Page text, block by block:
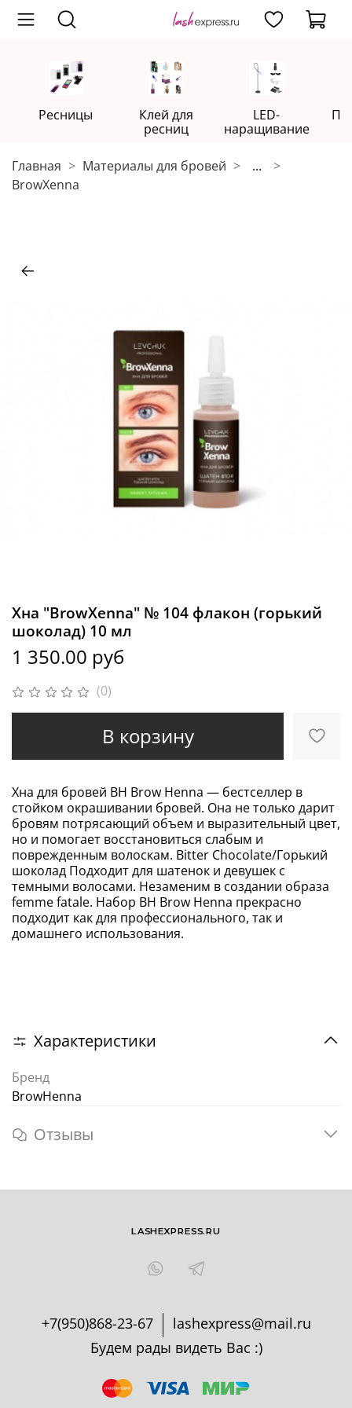
Ресницы
Клей для
ресниц
LED-
наращивание
Главная Материалы для бровей
...
BrowXenna
(0)
Хна "BrowXenna" № 104 флакон (горький
шоколад) 10 мл
1 350.00 руб
В корзину
Хна для бровей BH Brow Henna — бестселлер в
стойком окрашивании бровей. Она не только дарит
бровям потрясающий объем и выразительный цвет,
но и помогает восстановиться слабым и
поврежденным волоскам. Bitter Chocolate/Горький
шоколад Подходит для шатенок и девушек с
темными волосами. Незаменим в создании образа
femme fatale. Набор BH Brow Henna прекрасно
подходит как для профессионального, так и
домашнего использования.
Характеристики
Бренд
BrowHenna
Отзывы
+7(950)868-23-67
lashexpress@mail.ru
Будем рады видеть Вас :)
LASHEXPRESS.RU